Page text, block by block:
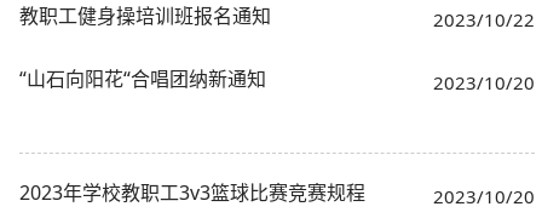
教职工健身操培训班报名通知 2023/10/22
“山石向阳花“合唱团纳新通知 2023/10/20
2023年学校教职工3v3篮球比赛竞赛规程 2023/10/20